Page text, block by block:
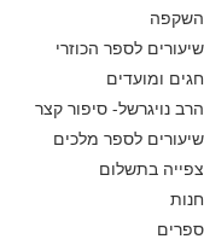
השקפה
שיעורים לספר הכוזרי
חגים ומועדים
הרב נויגרשל- סיפור קצר
שיעורים לספר מלכים
צפייה בתשלום
חנות
ספרים